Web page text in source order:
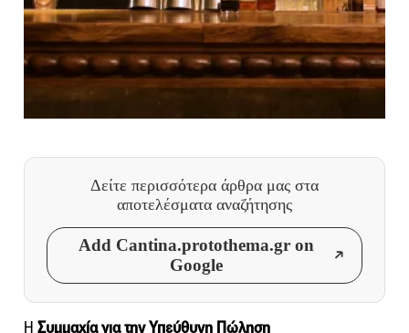
Δείτε περισσότερα άρθρα μας στα
αποτελέσματα αναζήτησης
Add Cantina.protothema.gr on
Google
Η Συμμαχία για την Υπεύθυνη Πώληση